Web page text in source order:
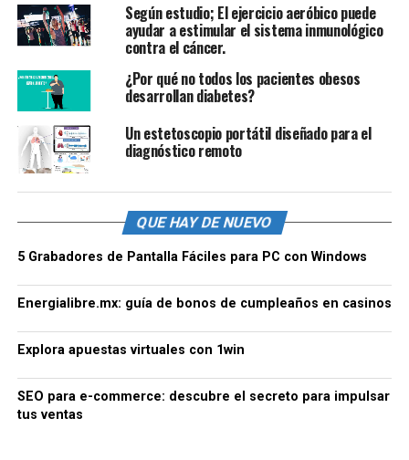
Según estudio; El ejercicio aeróbico puede
ayudar a estimular el sistema inmunológico
contra el cáncer.
¿Por qué no todos los pacientes obesos
desarrollan diabetes?
Un estetoscopio portátil diseñado para el
diagnóstico remoto
QUE HAY DE NUEVO
5 Grabadores de Pantalla Fáciles para PC con Windows
Energialibre.mx: guía de bonos de cumpleaños en casinos
Explora apuestas virtuales con 1win
SEO para e-commerce: descubre el secreto para impulsar
tus ventas